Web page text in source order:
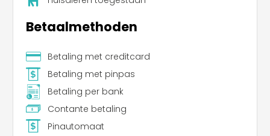
Betaalmethoden
Betaling met creditcard
Betaling met pinpas
Betaling per bank
Contante betaling
Pinautomaat